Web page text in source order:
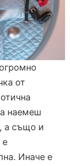
от
наемеш
а също и
е
Иначе е